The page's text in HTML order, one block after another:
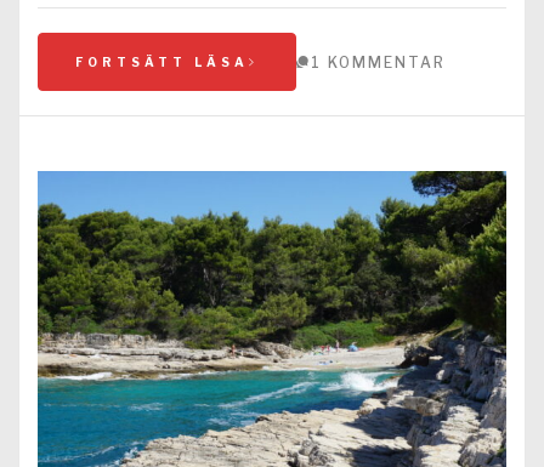
FORTSÄTT LÄSA 1 KOMMENTAR